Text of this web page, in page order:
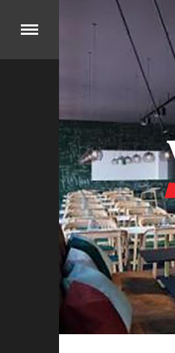
DIT
GO
BEKIJK
ONZE
KOM
MOOIE
DINGEN